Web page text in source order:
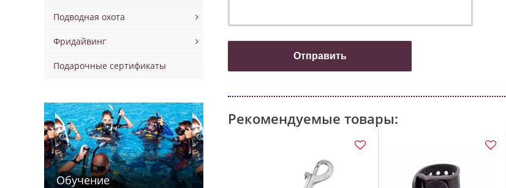
Подводная охота
Фридайвинг
Подарочные сертификаты
Обучение
Рекомендуемые товары: